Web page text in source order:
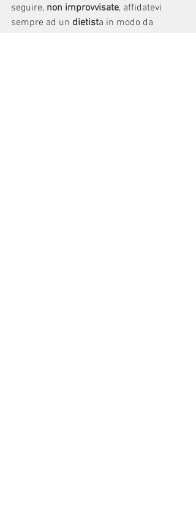
seguire, non improvvisate, affidatevi
sempre ad un dietista in modo da
impostare il piano alimentare più